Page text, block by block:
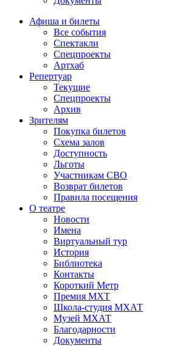
Афиша и билеты
Все события
Спектакли
Спецпроекты
Артхаб
Репертуар
Текущие
Спецпроекты
Архив
Зрителям
Покупка билетов
Схема залов
Доступность
Льготы
Участникам СВО
Возврат билетов
Правила посещения
О театре
Новости
Имена
Виртуальный тур
История
Библиотека
Контакты
Короткий Метр
Премия МХТ
Школа-студия МХАТ
Музей МХАТ
Благодарности
Документы